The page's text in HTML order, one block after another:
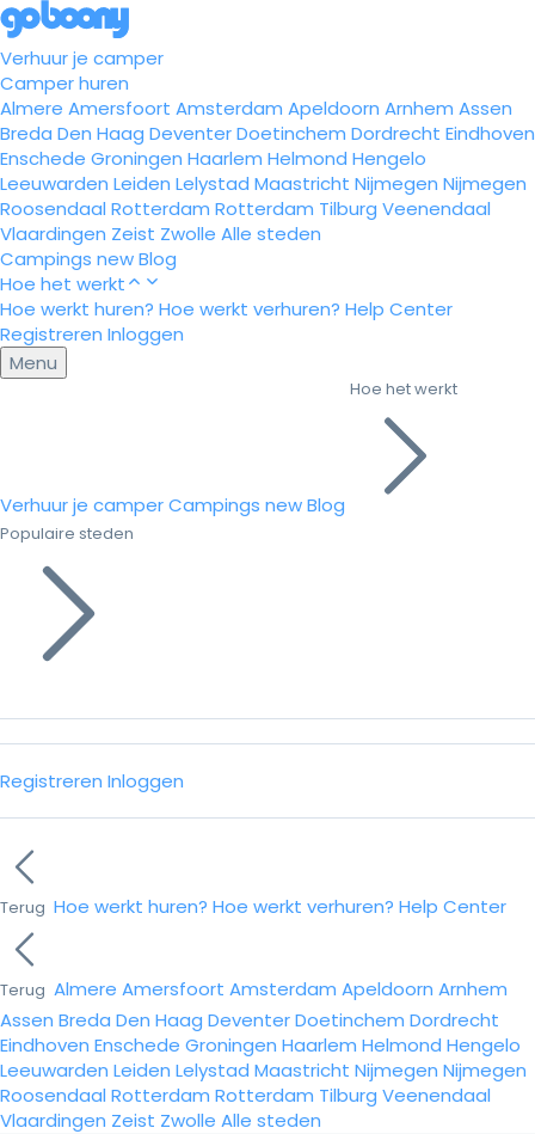
Verhuur je camper
Camper huren
Almere Amersfoort Amsterdam Apeldoorn Arnhem Assen
Breda Den Haag DeventerDoetinchem Dordrecht Eindhoven
Enschede Groningen Haarlem Helmond Hengelo
Leeuwarden Leiden Lelystad Maastricht Nijmegen Nijmegen
Roosendaal Rotterdam Rotterdam Tilburg Veenendaal
Vlaardingen Zeist Zwolle Alle steden
Campings newBlog
Hoe het werkt
Hoe werkt huren? Hoe werkt verhuren? Help Center
Registreren Inloggen
Menu
Verhuur je camperCampings newBlog
Hoe het werkt
Populaire steden
Registreren Inloggen
Terug Hoe werkt huren? Hoe werkt verhuren? Help Center
Terug Almere Amersfoort Amsterdam Apeldoorn Arnhem
Assen Breda Den Haag DeventerDoetinchem Dordrecht
Eindhoven Enschede Groningen Haarlem Helmond Hengelo
Leeuwarden Leiden Lelystad Maastricht Nijmegen Nijmegen
Roosendaal Rotterdam Rotterdam Tilburg Veenendaal
Vlaardingen Zeist Zwolle Alle steden